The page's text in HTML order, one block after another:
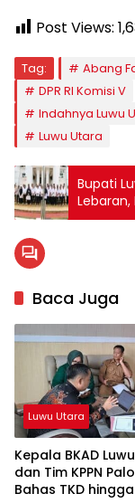
Post Views:
Tag: Abang
DPR RI Komisi V
Indahnya Luwu
Luwu Utara
Bupati
Baca Juga
Luwu Utara
Kepala BKAD
dan Tim KPPN
Bahas TKD hingga